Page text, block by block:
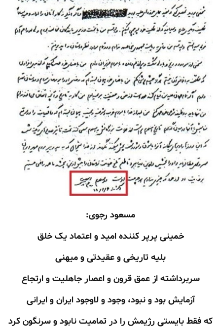
مسعود رجوی:
خمینی پرپر کننده امید و اعتماد یک خلق
بلیه تاریخی و عقیدتی و میهنی
سربرداشته از عمق قرون و اعصار جاهلیت و ارتجاع
آزمایش بود و نبود، وجود و لاوجود ایران و ایرانی
که فقط بایستی رژیمش را در تمامیت نابود و سرنگون کرد